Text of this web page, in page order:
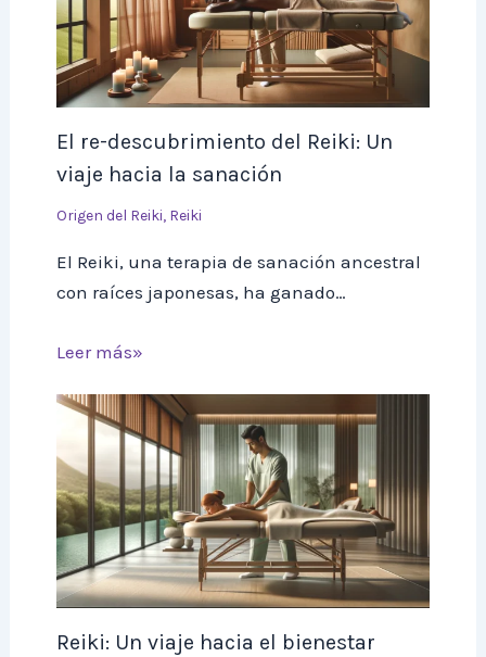
El re-descubrimiento del Reiki: Un
viaje hacia la sanación
Origen del Reiki, Reiki
El Reiki, una terapia de sanación ancestral
con raíces japonesas, ha ganado…
Leer más»
Reiki: Un viaje hacia el bienestar